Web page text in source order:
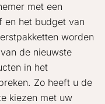
met een
en het budget van
worden
de nieuwste
in het
Zo heeft u de
kiezen met uw